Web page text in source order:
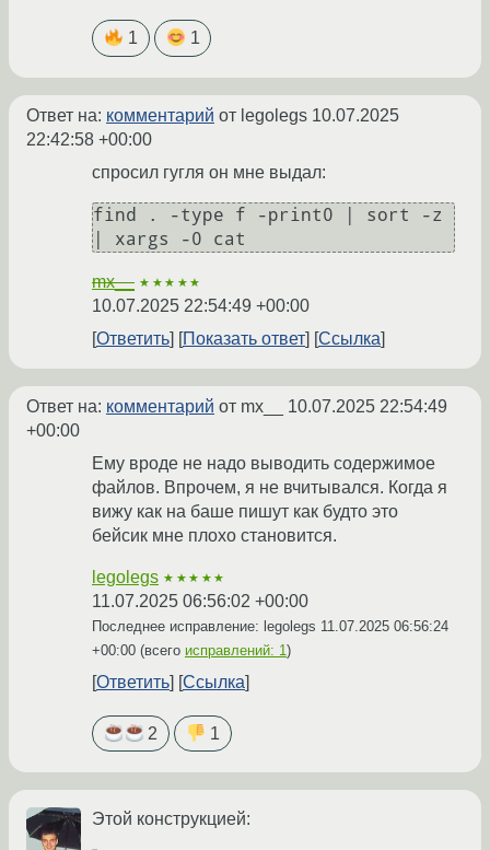
1 1
Ответ на: комментарий от legolegs 10.07.2025
22:42:58 +00:00
спросил гугля он мне выдал:
find . -type f -print0 | sort -z
mx__ ★★★★★
10.07.2025 22:54:49 +00:00
Ответить
Показать ответ Ссылка
Ответ на: комментарий от mx__ 10.07.2025 22:54:49
+00:00
Ему вроде не надо выводить содержимое
файлов. Впрочем, я не вчитывался. Когда я
вижу как на баше пишут как будто это
бейсик мне плохо становится.
legolegs ★★★★★
11.07.2025 06:56:02 +00:00
Последнее исправление: legolegs 11.07.2025 06:56:24
+00:00 (всего исправлений: 1)
Ответить Ссылка
2 1
Этой конструкцией: